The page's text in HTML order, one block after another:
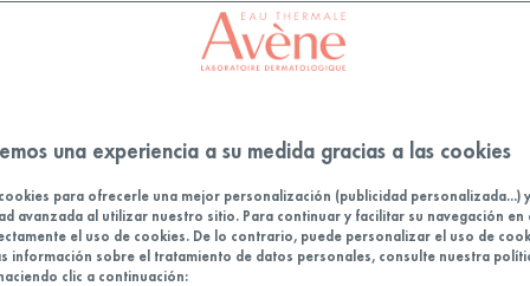
Envejecimiento de la piel
una experiencia a su medida gracias a las cookies
para ofrecerle una mejor personalización (publicidad personalizada...)
avanzada al utilizar nuestro sitio. Para continuar y facilitar su navegación en
el uso de cookies. De lo contrario, puede personalizar el uso de
información sobre el tratamiento de datos personales, consulte nuestra
clic a continuación: